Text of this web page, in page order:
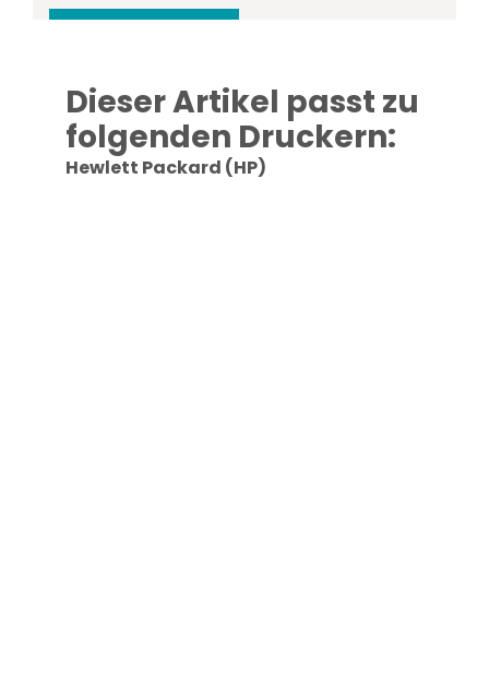
Dieser Artikel passt zu
folgenden Druckern:
Hewlett Packard (HP)